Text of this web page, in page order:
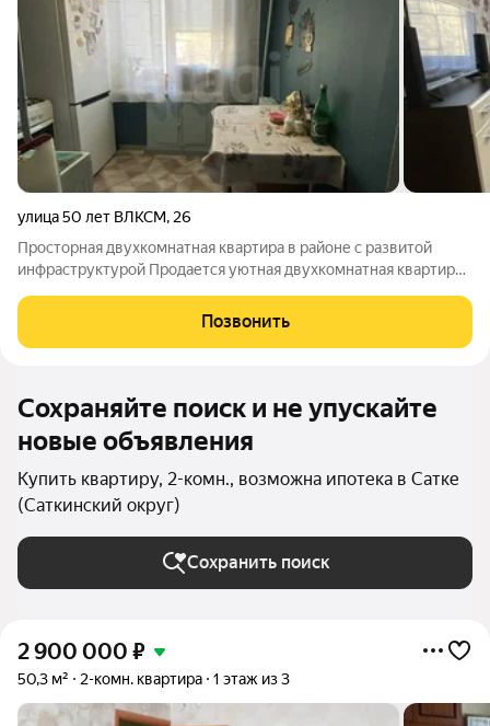
улица 50 лет ВЛКСМ, 26
Просторная двухкомнатная квартира в районе с развитой
инфраструктурой Продается уютная двухкомнатная квартира,
комфорт и удобство. Общая площадь квартиры позволяет
разместить всё необходимое,
Позвонить
Сохраняйте поиск и не упускайте
новые объявления
Купить квартиру, 2-комн., возможна ипотека в Сатке
(Саткинский округ)
Сохранить поиск
2 900 000 ₽
50,3 м² 2-комн. квартира 1 этаж из 3